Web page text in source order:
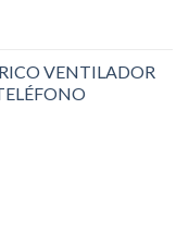
VENTILADOR